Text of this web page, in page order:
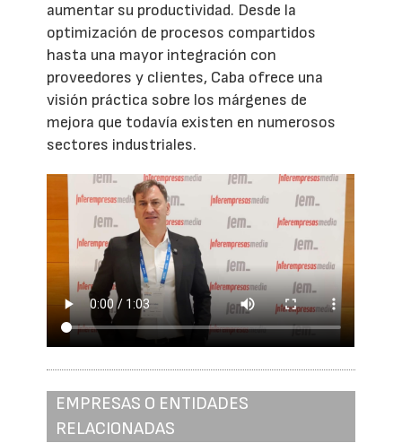
aumentar su productividad. Desde la
optimización de procesos compartidos
hasta una mayor integración con
proveedores y clientes, Caba ofrece una
visión práctica sobre los márgenes de
mejora que todavía existen en numerosos
sectores industriales.
EMPRESAS O ENTIDADES
RELACIONADAS